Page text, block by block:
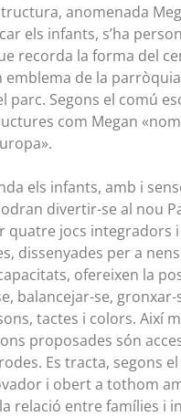
anomenada
els infants, s’ha
recorda la forma del
emblema de la
parc. Segons el comú
com Megan
els infants, amb i
divertir-se al nou
quatre jocs integradors i
dissenyades per a
ofereixen la
balancejar-se,
tactes i colors. Així
proposades són
Es tracta, segons el
i obert a tothom
relació entre famílies i